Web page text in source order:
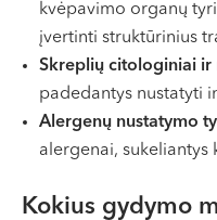
kvėpavimo organų
įvertinti struktūrinius
Skreplių citologiniai
padedantys nustatyti
Alergenų nustatymo
alergenai, sukeliantys
Kokius gydymo